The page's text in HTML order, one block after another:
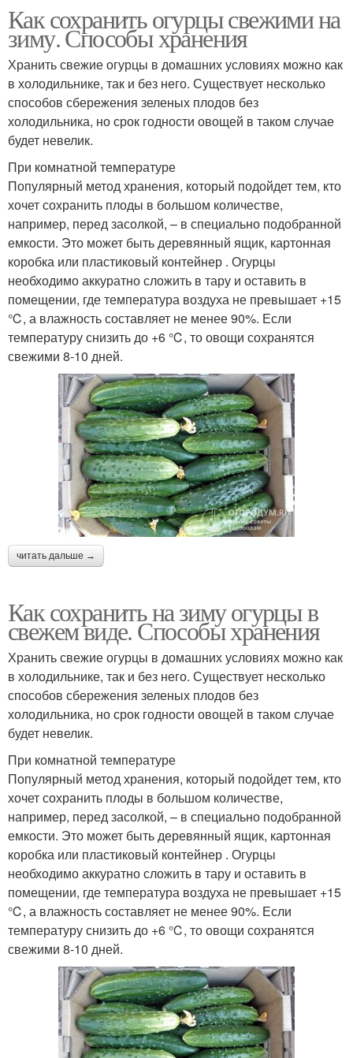
Как сохранить огурцы свежими на
зиму. Способы хранения
Хранить свежие огурцы в домашних условиях можно как
в холодильнике, так и без него. Существует несколько
способов сбережения зеленых плодов без
холодильника, но срок годности овощей в таком случае
будет невелик.
При комнатной температуре
Популярный метод хранения, который подойдет тем, кто
хочет сохранить плоды в большом количестве,
например, перед засолкой, – в специально подобранной
емкости. Это может быть деревянный ящик, картонная
коробка или пластиковый контейнер . Огурцы
необходимо аккуратно сложить в тару и оставить в
помещении, где температура воздуха не превышает +15
℃, а влажность составляет не менее 90%. Если
температуру снизить до +6 ℃, то овощи сохранятся
свежими 8-10 дней.
читать дальше →
Как сохранить на зиму огурцы в
свежем виде. Способы хранения
Хранить свежие огурцы в домашних условиях можно как
в холодильнике, так и без него. Существует несколько
способов сбережения зеленых плодов без
холодильника, но срок годности овощей в таком случае
будет невелик.
При комнатной температуре
Популярный метод хранения, который подойдет тем, кто
хочет сохранить плоды в большом количестве,
например, перед засолкой, – в специально подобранной
емкости. Это может быть деревянный ящик, картонная
коробка или пластиковый контейнер . Огурцы
необходимо аккуратно сложить в тару и оставить в
помещении, где температура воздуха не превышает +15
℃, а влажность составляет не менее 90%. Если
температуру снизить до +6 ℃, то овощи сохранятся
свежими 8-10 дней.